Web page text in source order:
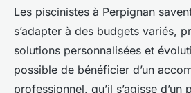
Les piscinistes à Perpignan
s’adapter à des budgets variés,
solutions personnalisées et
possible de bénéficier d’un
professionnel, qu’il s’agisse